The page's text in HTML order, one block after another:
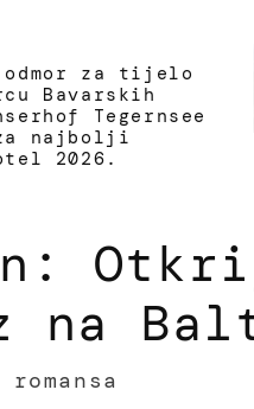
odmor za tijelo
Bavarskih
Tegernsee
najbolji
2026.